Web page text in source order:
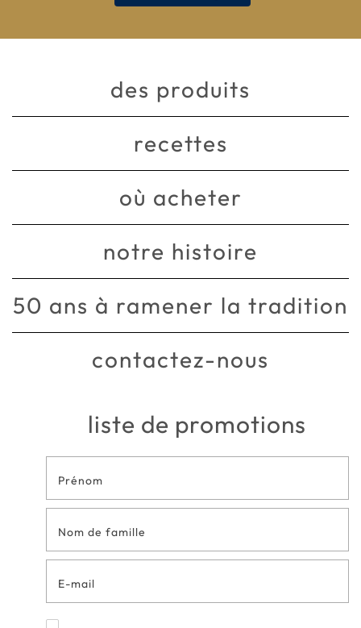
des produits
recettes
où acheter
notre histoire
50 ans à ramener la tradition
contactez-nous
liste de promotions
Formulaire
de contact
en bas de
page